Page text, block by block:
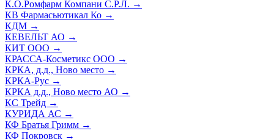
К.О.Ромфарм Компани С.Р.Л. →
КВ Фармасьютикал Ко →
КДМ →
КЕВЕЛЬТ АО →
КИТ ООО →
КРАССА-Косметикс ООО →
КРКА, д.д., Ново место →
КРКА-Рус →
КРКА д.д., Ново место АО →
КС Трейд →
КУРИДА АС →
КФ Братья Гримм →
КФ Покровск →